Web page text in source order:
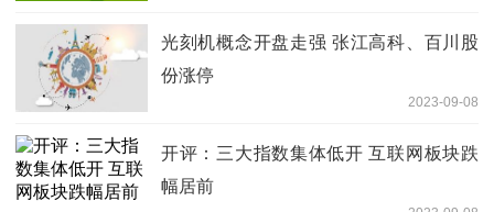
光刻机概念开盘走强 张江高科、百川股
份涨停
2023-09-08
开评：三大指数集体低开 互联网板块跌
幅居前